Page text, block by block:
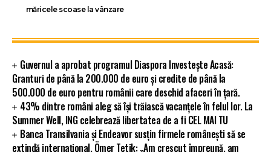
măricele scoase la vânzare
Guvernul a aprobat programul Diaspora Investește Acasă:
Granturi de până la 200.000 de euro și credite de până la
500.000 de euro pentru românii care deschid afaceri în țară.
43% dintre români aleg să își trăiască vacanțele în felul lor. La
Summer Well, ING celebrează libertatea de a fi CEL MAI TU
Banca Transilvania și Endeavor susțin firmele românești să se
extindă internațional. Ömer Tetik: „Am crescut împreună, am